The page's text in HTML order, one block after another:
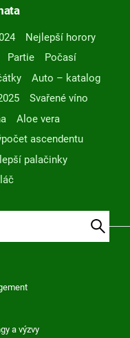
Nejlepší horory
Partie
Počasí
Auto – katalog
Svařené víno
Aloe vera
ascendentu
palačinky
a výzvy